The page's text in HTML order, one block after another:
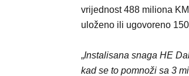
vrijednost 488 miliona
uloženo ili ugovoreno
„Instalisana snaga HE
kad se to pomnoži sa 3